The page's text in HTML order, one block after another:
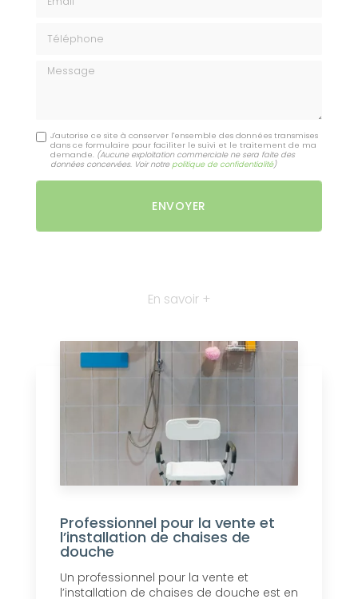
Message
J'autorise ce site à conserver l'ensemble des données transmises
dans ce formulaire pour faciliter le suivi et le traitement de ma
demande. (Aucune exploitation commerciale ne sera faite des
données concervées. Voir notre politique de confidentialité)
En savoir +
Professionnel pour la vente et
l’installation de chaises de
douche
Un professionnel pour la vente et
l’installation de chaises de douche est en